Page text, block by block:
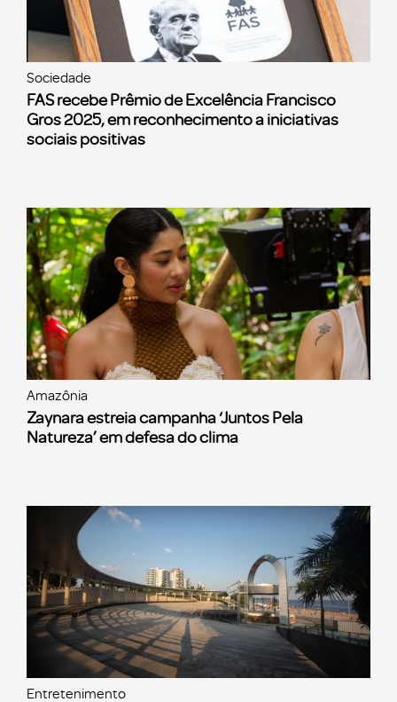
Sociedade
FAS recebe Prêmio de Excelência Francisco
Gros 2025, em reconhecimento a iniciativas
sociais positivas
Amazônia
Zaynara estreia campanha ‘Juntos Pela
Natureza’ em defesa do clima
Entretenimento